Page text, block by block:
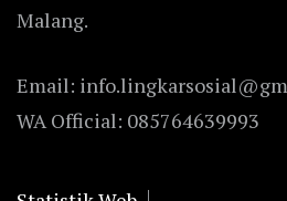
Malang.
Email:
WA Official: 085764639993